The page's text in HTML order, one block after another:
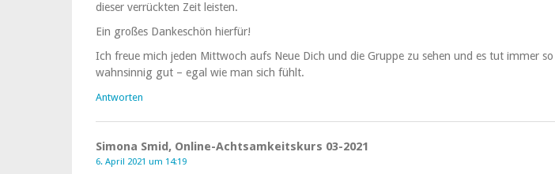
dieser verrückten Zeit leisten.
Ein großes Dankeschön hierfür!
Ich freue mich jeden Mittwoch aufs Neue Dich und die Gruppe zu sehen und es tut immer so
wahnsinnig gut – egal wie man sich fühlt.
Antworten
Simona Smid, Online-Achtsamkeitskurs 03-2021
6. April 2021 um 14:19